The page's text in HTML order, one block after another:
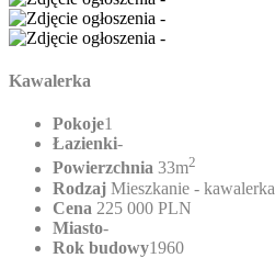
Kawalerka
Pokoje1
Łazienki-
Powierzchnia 33m2
Rodzaj Mieszkanie - kawalerka
Cena 225 000 PLN
Miasto-
Rok budowy1960